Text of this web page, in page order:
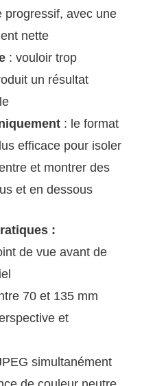
avec une
nette
: vouloir trop
un résultat
: le format
efficace pour isoler
et montrer des
et en dessous
:
de vue avant de
70 et 135 mm
et
simultanément